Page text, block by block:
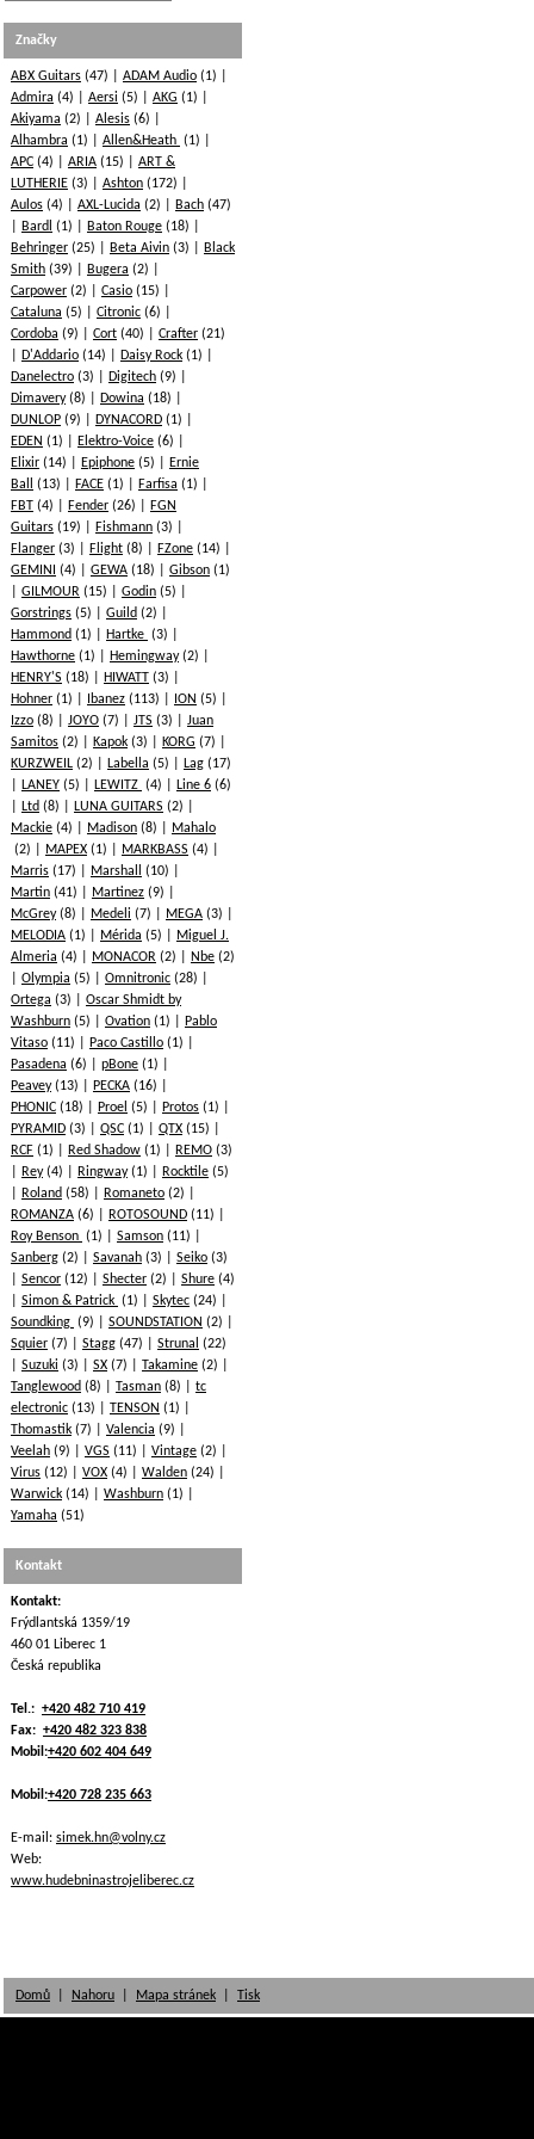
Značky
ABX Guitars (47) ADAM Audio (1)
Admira (4) Aersi (5) AKG (1)
Akiyama (2) Alesis (6)
Alhambra (1) Allen&Heath (1)
APC (4) ARIA (15)
ART &
LUTHERIE (3) Ashton (172)
Aulos (4) AXL-Lucida (2) Bach (47)
Bardl (1) Baton Rouge (18)
Behringer (25) Beta Aivin (3)
Black
Smith (39) Bugera (2)
Carpower (2) Casio (15)
Cataluna (5) Citronic (6)
Cordoba (9) Cort (40) Crafter (21)
D'Addario (14) Daisy Rock (1)
Danelectro (3) Digitech (9)
Dimavery(8) Dowina (18)
DUNLOP (9) DYNACORD (1)
EDEN (1) Elektro-Voice (6)
Elixir (14) Epiphone (5)
Ernie
Ball
(13) FACE (1) Farfisa (1)
FBT (4) Fender (26)
FGN
Guitars (19) Fishmann (3)
Flanger (3) Flight (8) FZone (14)
GEMINI
(4) GEWA (18) Gibson (1)
GILMOUR (15) Godin (5)
Gorstrings (5) Guild (2)
Hammond (1) Hartke (3)
Hawthorne (1) Hemingway(2)
HENRY'S (18) HIWATT (3)
Hohner (1) Ibanez (113) ION (5)
Izzo (8) JOYO (7) JTS (3)
Juan
Samitos (2) Kapok (3) KORG (7)
KURZWEIL (2) Labella (5) Lag (17)
LANEY (5) LEWITZ (4) Line 6 (6)
Ltd (8) LUNA GUITARS (2)
Mackie (4) Madison (8)
Mahalo
(2)
MAPEX (1) MARKBASS (4)
Marris (17) Marshall
(10)
Martin (41) Martinez (9)
McGrey(8) Medeli (7) MEGA (3)
MELODIA (1) Mérida (5)
Miguel J.
Almeria (4) MONACOR (2) Nbe (2)
Olympia (5) Omnitronic (28)
Ortega (3)
Oscar Shmidt by
Washburn (5) Ovation (1)
Pablo
Vitaso (11) Paco Castillo (1)
Pasadena (6) pBone (1)
Peavey(13) PECKA (16)
PHONIC (18) Proel (5) Protos (1)
PYRAMID (3) QSC (1) QTX (15)
RCF (1) Red Shadow (1) REMO (3)
Rey(4) Ringway(1) Rocktile (5)
Roland (58) Romaneto (2)
ROMANZA (6) ROTOSOUND (11)
Roy Benson (1) Samson (11)
Sanberg (2) Savanah (3) Seiko (3)
Sencor (12) Shecter (2) Shure (4)
Simon & Patrick (1) Skytec (24)
Soundking (9) SOUNDSTATION (2)
Squier (7) Stagg (47) Strunal (22)
Suzuki (3) SX (7) Takamine (2)
Tanglewood (8) Tasman (8)
tc
electronic (13) TENSON (1)
Thomastik (7) Valencia (9)
Veelah (9) VGS (11) Vintage (2)
Virus (12) VOX (4) Walden (24)
Warwick (14) Washburn (1)
Yamaha (51)
Kontakt
Kontakt:
Frýdlantská 1359/19
460 01 Liberec 1
Česká republika
Tel.: +420 482 710 419
Fax: +420 482 323 838
Mobil:+420 602 404 649
Mobil:+420 728 235 663
E-mail: simek.hn@volny.cz
Web:
www.hudebninastrojeliberec.cz
Domů Nahoru Mapa stránek Tisk